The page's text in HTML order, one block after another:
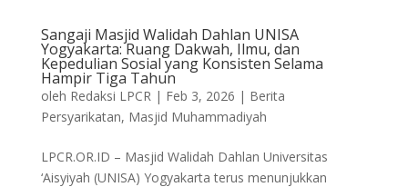
Sangaji Masjid Walidah Dahlan UNISA
Yogyakarta: Ruang Dakwah, Ilmu, dan
Kepedulian Sosial yang Konsisten Selama
Hampir Tiga Tahun
oleh Redaksi LPCR | Feb 3, 2026 | Berita
Persyarikatan, Masjid Muhammadiyah
LPCR.OR.ID – Masjid Walidah Dahlan Universitas
‘Aisyiyah (UNISA) Yogyakarta terus menunjukkan